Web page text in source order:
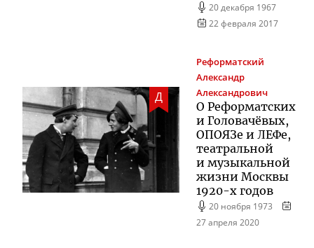
20 декабря 1967
22 февраля 2017
Д
Реформатский
Александр
Александрович
О Реформатских
и Головачёвых,
ОПОЯЗе и ЛЕФе,
театральной
и музыкальной
жизни Москвы
1920-х годов
20 ноября 1973
27 апреля 2020